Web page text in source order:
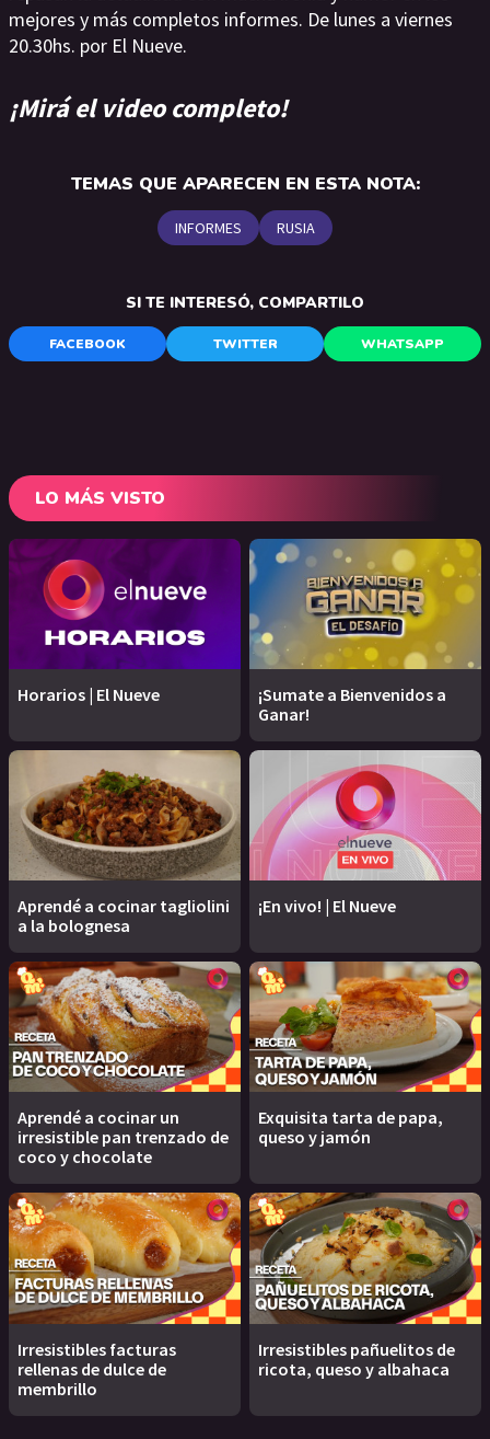
mejores y más completos informes. De lunes a viernes
20.30hs. por El Nueve.
¡Mirá el video completo!
TEMAS QUE APARECEN EN ESTA NOTA:
INFORMES RUSIA
SI TE INTERESÓ, COMPARTILO
FACEBOOK TWITTER WHATSAPP
LO MÁS VISTO
Horarios | El Nueve
¡Sumate a Bienvenidos a
Ganar!
Aprendé a cocinar tagliolini
a la bolognesa
¡En vivo! | El Nueve
Aprendé a cocinar un
irresistible pan trenzado de
coco y chocolate
Exquisita tarta de papa,
queso y jamón
Irresistibles facturas
rellenas de dulce de
membrillo
Irresistibles pañuelitos de
ricota, queso y albahaca